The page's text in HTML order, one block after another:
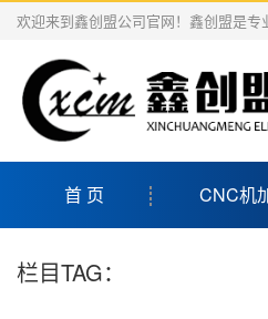
欢迎来到鑫创盟公司官网！鑫创盟是专
首 页 CNC机
栏目TAG：